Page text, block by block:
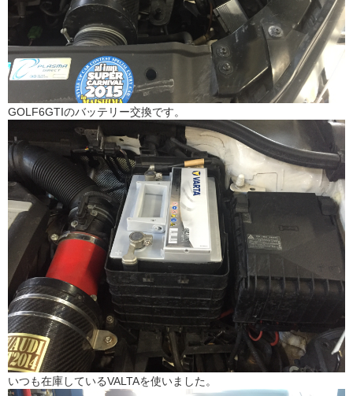
GOLF6GTIのバッテリー交換です。
いつも在庫しているVALTAを使いました。